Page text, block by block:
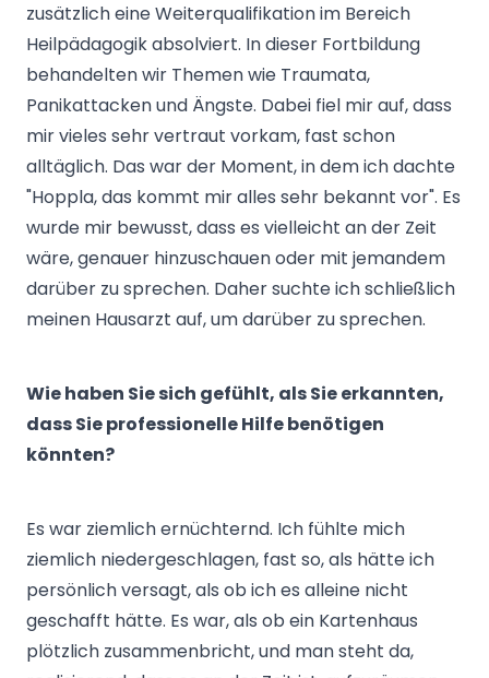
zusätzlich eine Weiterqualifikation im Bereich
Heilpädagogik absolviert. In dieser Fortbildung
behandelten wir Themen wie Traumata,
Panikattacken und Ängste. Dabei fiel mir auf, dass
mir vieles sehr vertraut vorkam, fast schon
alltäglich. Das war der Moment, in dem ich dachte
"Hoppla, das kommt mir alles sehr bekannt vor". Es
wurde mir bewusst, dass es vielleicht an der Zeit
wäre, genauer hinzuschauen oder mit jemandem
darüber zu sprechen. Daher suchte ich schließlich
meinen Hausarzt auf, um darüber zu sprechen.
Wie haben Sie sich gefühlt, als Sie erkannten,
dass Sie professionelle Hilfe benötigen
könnten?
Es war ziemlich ernüchternd. Ich fühlte mich
ziemlich niedergeschlagen, fast so, als hätte ich
persönlich versagt, als ob ich es alleine nicht
geschafft hätte. Es war, als ob ein Kartenhaus
plötzlich zusammenbricht, und man steht da,